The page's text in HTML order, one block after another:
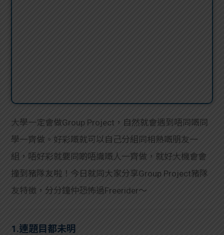
大學一定會做Group Project，自然就會遇到唔同嘅同
學一齊做。好彩嘅就可以自己分組同相熟嘅朋友一
組，唔好彩就要同啲唔識嘅人一齊做，就好大機會會
撞到豬隊友啦！今日就同大家分享Group Project豬隊
友特徵，分分鐘仲恐怖過Freerider～
1.連題目都未明